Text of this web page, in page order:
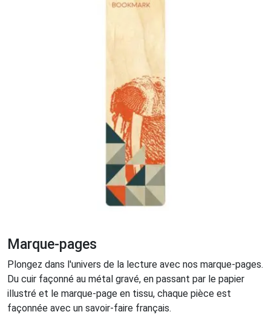
Marque-pages
Plongez dans l'univers de la lecture avec nos marque-pages.
Du cuir façonné au métal gravé, en passant par le papier
illustré et le marque-page en tissu, chaque pièce est
façonnée avec un savoir-faire français.